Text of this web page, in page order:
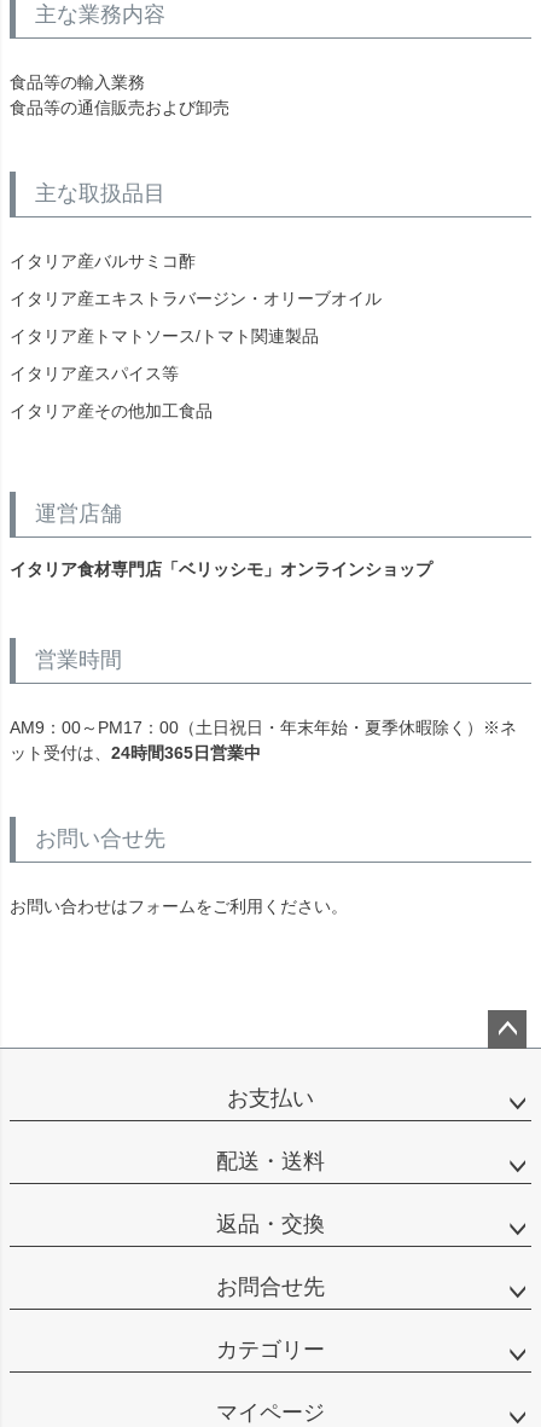
主な業務内容
食品等の輸入業務
食品等の通信販売および卸売
主な取扱品目
イタリア産バルサミコ酢
イタリア産エキストラバージン・オリーブオイル
イタリア産トマトソース/トマト関連製品
イタリア産スパイス等
イタリア産その他加工食品
運営店舗
イタリア食材専門店「ベリッシモ」オンラインショップ
営業時間
AM9：00～PM17：00（土日祝日・年末年始・夏季休暇除く）※ネ
ット受付は、 24時間365日営業中
お問い合せ先
お問い合わせはフォームをご利用ください。
ップ
お支払い
配送・送料
返品・交換
お問合せ先
カテゴリー
マイページ